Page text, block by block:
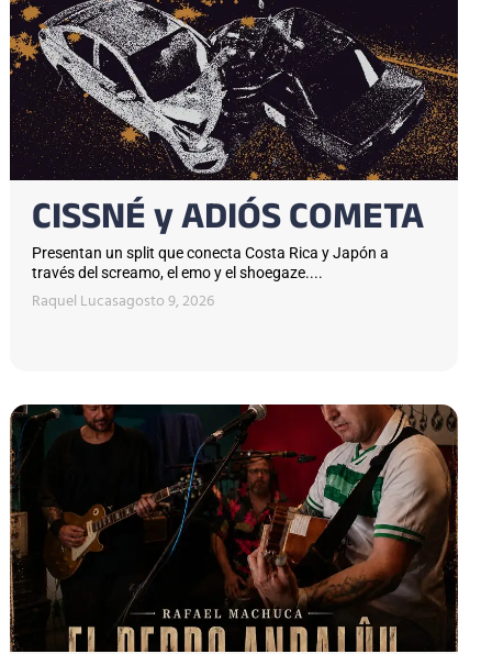
CISSNÉ y ADIÓS COMETA
Presentan un split que conecta Costa Rica y Japón a
través del screamo, el emo y el shoegaze....
Raquel Lucasagosto 9, 2026